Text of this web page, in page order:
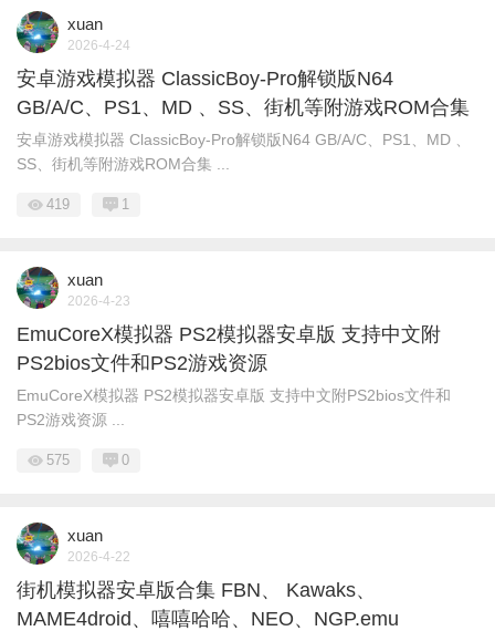
xuan
2026-4-24
安卓游戏模拟器 ClassicBoy-Pro解锁版N64
GB/A/C、PS1、MD 、SS、街机等附游戏ROM合集
安卓游戏模拟器 ClassicBoy-Pro解锁版N64 GB/A/C、PS1、MD 、
SS、街机等附游戏ROM合集 ...
419 1
xuan
2026-4-23
EmuCoreX模拟器 PS2模拟器安卓版 支持中文附
PS2bios文件和PS2游戏资源
EmuCoreX模拟器 PS2模拟器安卓版 支持中文附PS2bios文件和
PS2游戏资源 ...
575 0
xuan
2026-4-22
街机模拟器安卓版合集 FBN、 Kawaks、
MAME4droid、嘻嘻哈哈、NEO、NGP.emu